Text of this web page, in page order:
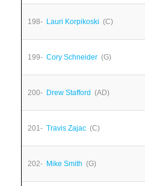
198- Lauri Korpikoski (C)
199- Cory Schneider (G)
200- Drew Stafford (AD)
201- Travis Zajac (C)
202- Mike Smith (G)